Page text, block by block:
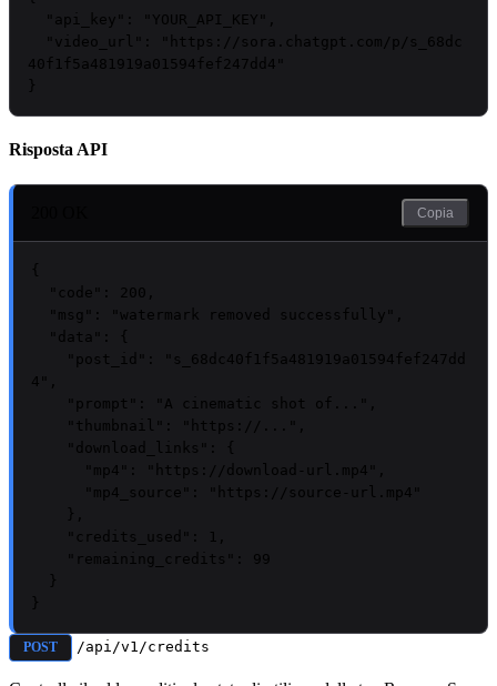
"api_key" : " YOUR_API_KEY "
"video_url" :
"https://sora.chatgpt.com/p/s_68dc
40f1f5a481919a01594fef247dd4"
}
Risposta API
Copia
{
"code" : 200
"msg" : "watermark removed successfully"
"data" : {
"post_id" :
"s_68dc40f1f5a481919a01594fef247dd
4"
"prompt" : "A cinematic shot of..."
"thumbnail" : "https://..."
"download_links" : {
"mp4" : "https://download-url.mp4"
"mp4_source" :
"https://source-url.mp4"
"credits_used" : 1
"remaining_credits" : 99
}
POST /api/v1/credits